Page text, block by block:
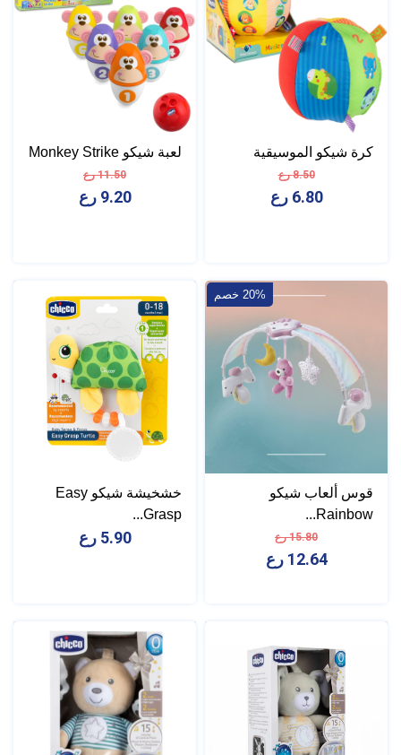
كرة شيكو الموسيقية
8.50 رع
6.80 رع
لعبة شيكو Monkey Strike
11.50 رع
9.20 رع
20% خصم
قوس ألعاب شيكو
Rainbow...
15.80 رع
12.64 رع
خشخيشة شيكو Easy
Grasp...
5.90 رع